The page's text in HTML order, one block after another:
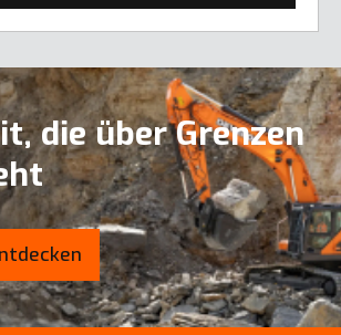
die über Grenzen